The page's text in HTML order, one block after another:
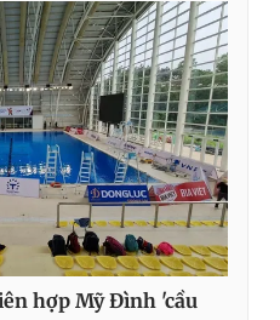
hợp Mỹ Đình 'cầu